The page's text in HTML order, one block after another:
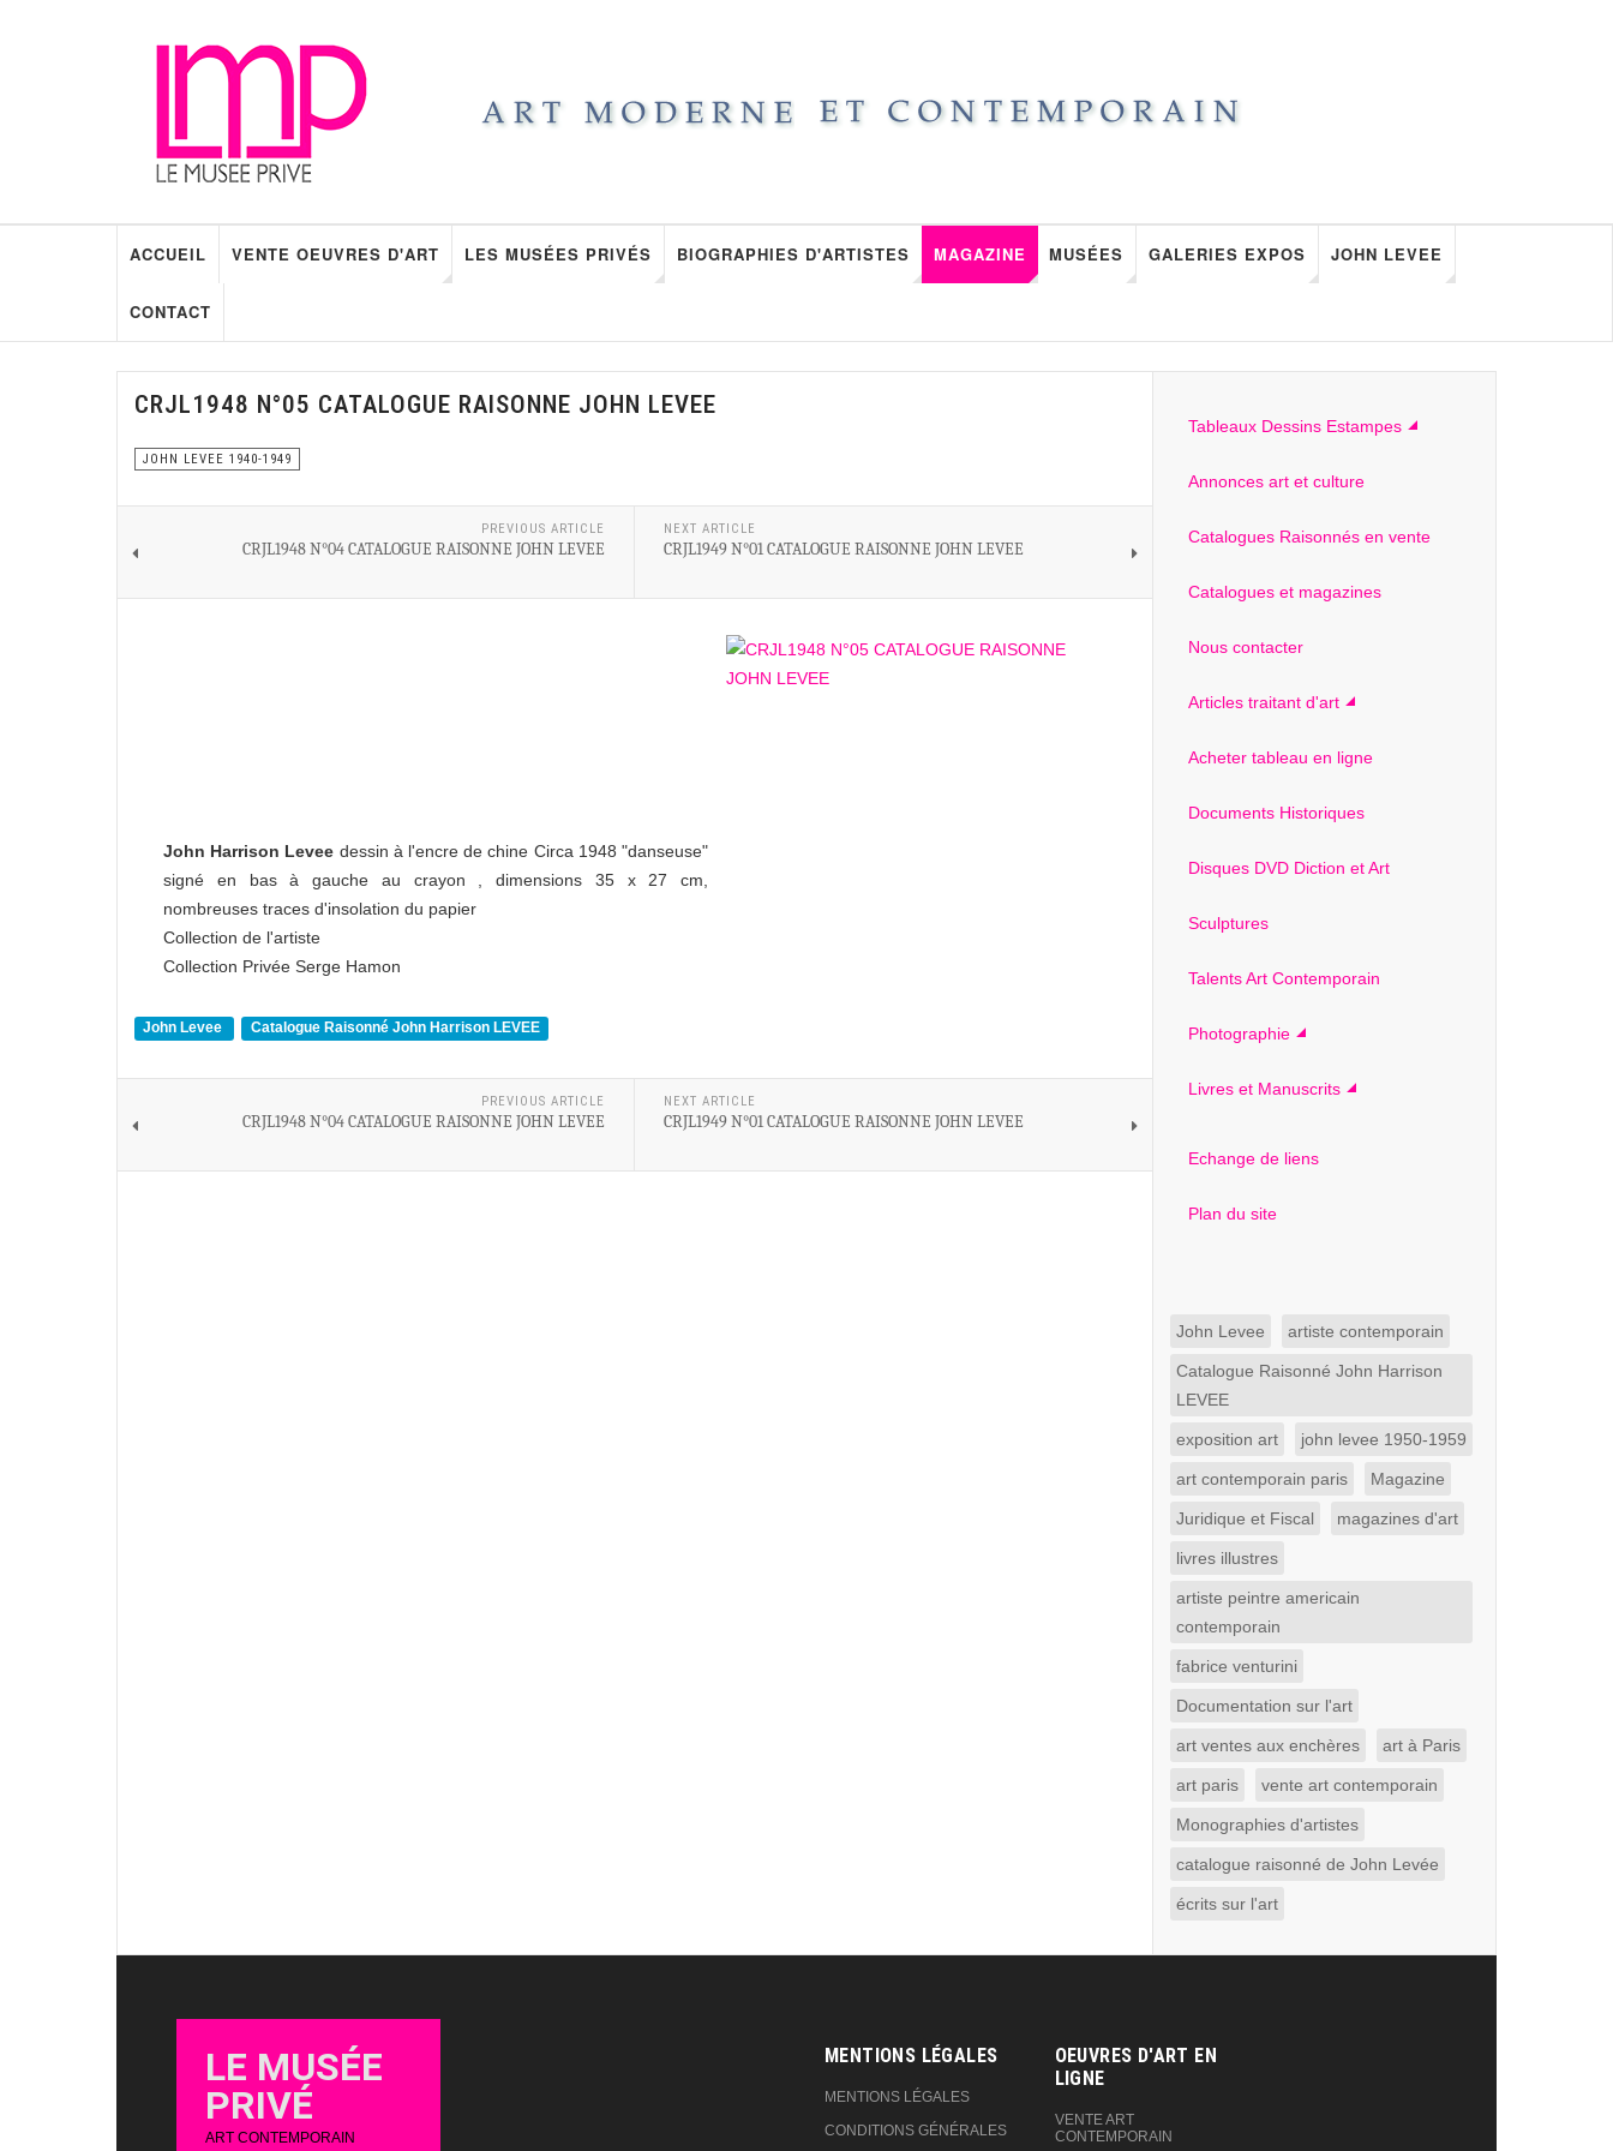
ACCUEIL VENTE OEUVRES D'ART LES MUSÉES PRIVÉS BIOGRAPHIES D'ARTISTES MAGAZINE MUSÉES GALERIES EXPOS JOHN LEVEE
CONTACT
CRJL1948 N°05 CATALOGUE RAISONNE JOHN LEVEE
JOHN LEVEE 1940-1949
PREVIOUS ARTICLE
CRJL1948 N°04 CATALOGUE RAISONNE JOHN LEVEE
NEXT ARTICLE
CRJL1949 N°01 CATALOGUE RAISONNE JOHN LEVEE
John Harrison Levee dessin à l'encre de chine Circa 1948 "danseuse"
signé en bas à gauche au crayon , dimensions 35 x 27 cm,
nombreuses traces d'insolation du papier
Collection de l'artiste
Collection Privée Serge Hamon
John Levee Catalogue Raisonné John Harrison LEVEE
PREVIOUS ARTICLE
CRJL1948 N°04 CATALOGUE RAISONNE JOHN LEVEE
NEXT ARTICLE
CRJL1949 N°01 CATALOGUE RAISONNE JOHN LEVEE
Tableaux Dessins Estampes
Annonces art et culture
Catalogues Raisonnés en vente
Catalogues et magazines
Nous contacter
Articles traitant d'art
Acheter tableau en ligne
Documents Historiques
Disques DVD Diction et Art
Sculptures
Talents Art Contemporain
Photographie
Livres et Manuscrits
Echange de liens
Plan du site
John Levee artiste contemporain
Catalogue Raisonné John Harrison
LEVEE
exposition art john levee 1950-1959
art contemporain paris Magazine
Juridique et Fiscal magazines d'art
livres illustres
artiste peintre americain
contemporain
fabrice venturini
Documentation sur l'art
art ventes aux enchères art à Paris
art paris vente art contemporain
Monographies d'artistes
catalogue raisonné de John Levée
écrits sur l'art
LE MUSÉE
PRIVÉ
ART CONTEMPORAIN
MENTIONS LÉGALES
MENTIONS LÉGALES
CONDITIONS GÉNÉRALES
OEUVRES D'ART EN
LIGNE‎
VENTE ART
CONTEMPORAIN